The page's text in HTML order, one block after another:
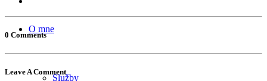
O mne
Služby
0 Comments
Leave A Comment